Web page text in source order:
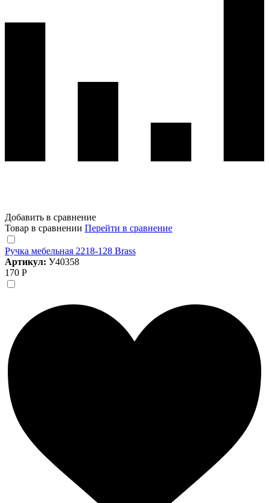
Добавить в сравнение
Товар в сравнении Перейти в сравнение
Ручка мебельная 2218-128 Brass
Артикул: У40358
170 Р